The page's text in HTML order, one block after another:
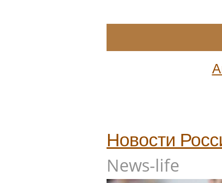
Новости
News-life